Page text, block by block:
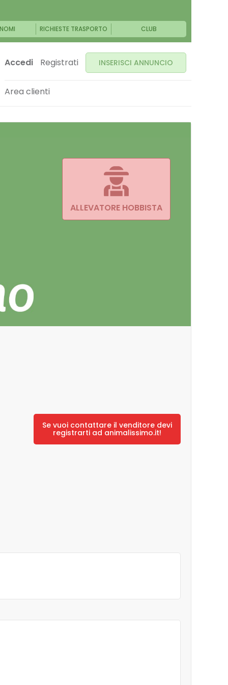
RICHIESTE TRASPORTO CLUB
Accedi Registrati INSERISCI ANNUNCIO
Area clienti
ALLEVATORE HOBBISTA
Se vuoi contattare il venditore devi
registrarti ad animalissimo.it!